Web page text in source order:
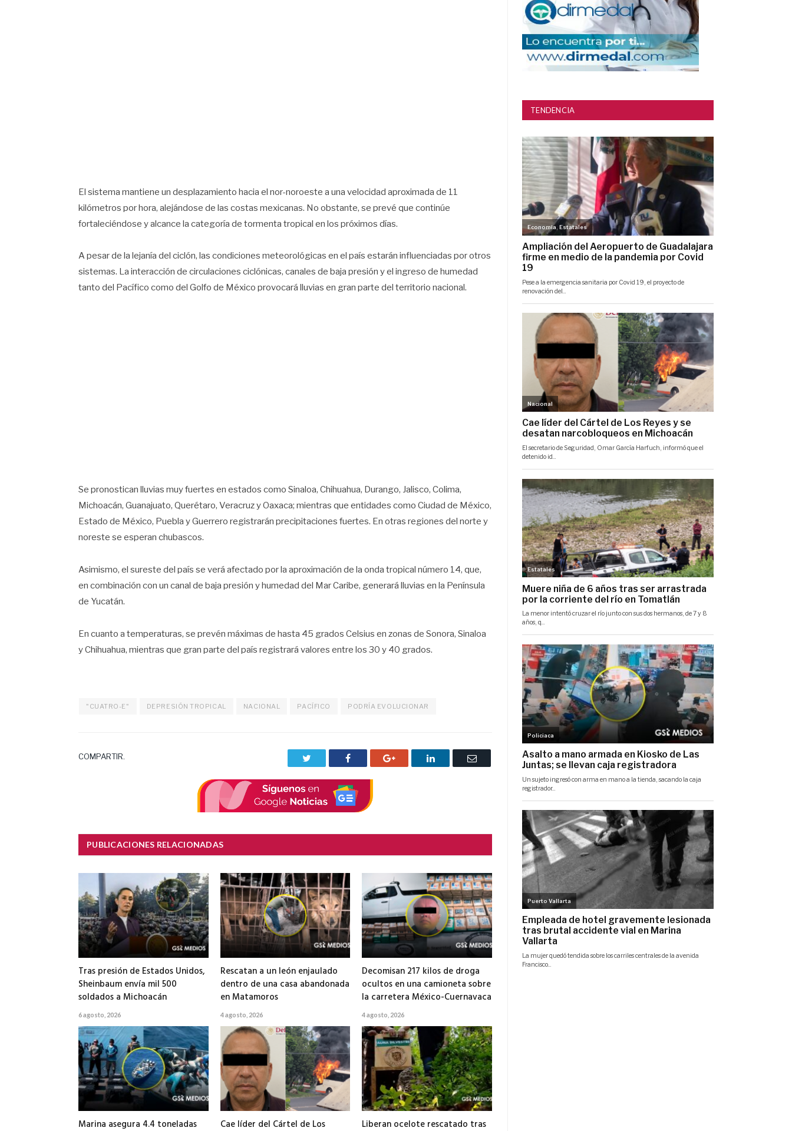
El sistema mantiene un desplazamiento hacia el nor-noroeste a una velocidad aproximada de 11
kilómetros por hora, alejándose de las costas mexicanas. No obstante, se prevé que continúe
fortaleciéndose y alcance la categoría de tormenta tropical en los próximos días.
A pesar de la lejanía del ciclón, las condiciones meteorológicas en el país estarán influenciadas por otros
sistemas. La interacción de circulaciones ciclónicas, canales de baja presión y el ingreso de humedad
tanto del Pacífico como del Golfo de México provocará lluvias en gran parte del territorio nacional.
Se pronostican lluvias muy fuertes en estados como Sinaloa, Chihuahua, Durango, Jalisco, Colima,
Michoacán, Guanajuato, Querétaro, Veracruz y Oaxaca; mientras que entidades como Ciudad de México,
Estado de México, Puebla y Guerrero registrarán precipitaciones fuertes. En otras regiones del norte y
noreste se esperan chubascos.
Asimismo, el sureste del país se verá afectado por la aproximación de la onda tropical número 14, que,
en combinación con un canal de baja presión y humedad del Mar Caribe, generará lluvias en la Península
de Yucatán.
En cuanto a temperaturas, se prevén máximas de hasta 45 grados Celsius en zonas de Sonora, Sinaloa
y Chihuahua, mientras que gran parte del país registrará valores entre los 30 y 40 grados.
"CUATRO-E" DEPRESIÓN TROPICAL NACIONAL PACÍFICO PODRÍA EVOLUCIONAR
COMPARTIR. Facebook Google+ LinkedIn
Correo
PUBLICACIONES RELACIONADAS
Tras presión de Estados Unidos,
Sheinbaum envía mil 500
soldados a Michoacán
6 agosto, 2026
Rescatan a un león enjaulado
dentro de una casa abandonada
en Matamoros
4 agosto, 2026
Decomisan 217 kilos de droga
ocultos en una camioneta sobre
la carretera México-Cuernavaca
4 agosto, 2026
Marina asegura 4.4 toneladas
Cae líder del Cártel de Los
Liberan ocelote rescatado tras
TENDENCIA